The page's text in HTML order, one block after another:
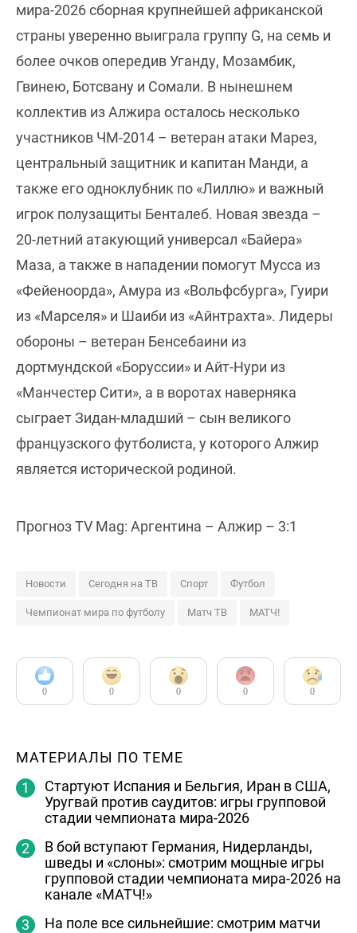
мира-2026 сборная крупнейшей африканской
страны уверенно выиграла группу G, на семь и
более очков опередив Уганду, Мозамбик,
Гвинею, Ботсвану и Сомали. В нынешнем
коллектив из Алжира осталось несколько
участников ЧМ-2014 – ветеран атаки Марез,
центральный защитник и капитан Манди, а
также его одноклубник по «Лиллю» и важный
игрок полузащиты Бенталеб. Новая звезда –
20-летний атакующий универсал «Байера»
Маза, а также в нападении помогут Мусса из
«Фейеноорда», Амура из «Вольфсбурга», Гуири
из «Марселя» и Шаиби из «Айнтрахта». Лидеры
обороны – ветеран Бенсебаини из
дортмундской «Боруссии» и Айт-Нури из
«Манчестер Сити», а в воротах наверняка
сыграет Зидан-младший – сын великого
французского футболиста, у которого Алжир
является исторической родиной.
Прогноз TV Mag: Аргентина – Алжир – 3:1
Новости Сегодня на ТВ Спорт Футбол
Чемпионат мира по футболу Матч ТВ МАТЧ!
0 0 0 0 0
МАТЕРИАЛЫ ПО ТЕМЕ
Стартуют Испания и Бельгия, Иран в США,
Уругвай против саудитов: игры групповой
стадии чемпионата мира-2026
В бой вступают Германия, Нидерланды,
шведы и «слоны»: смотрим мощные игры
групповой стадии чемпионата мира-2026 на
канале «МАТЧ!»
На поле все сильнейшие: смотрим матчи